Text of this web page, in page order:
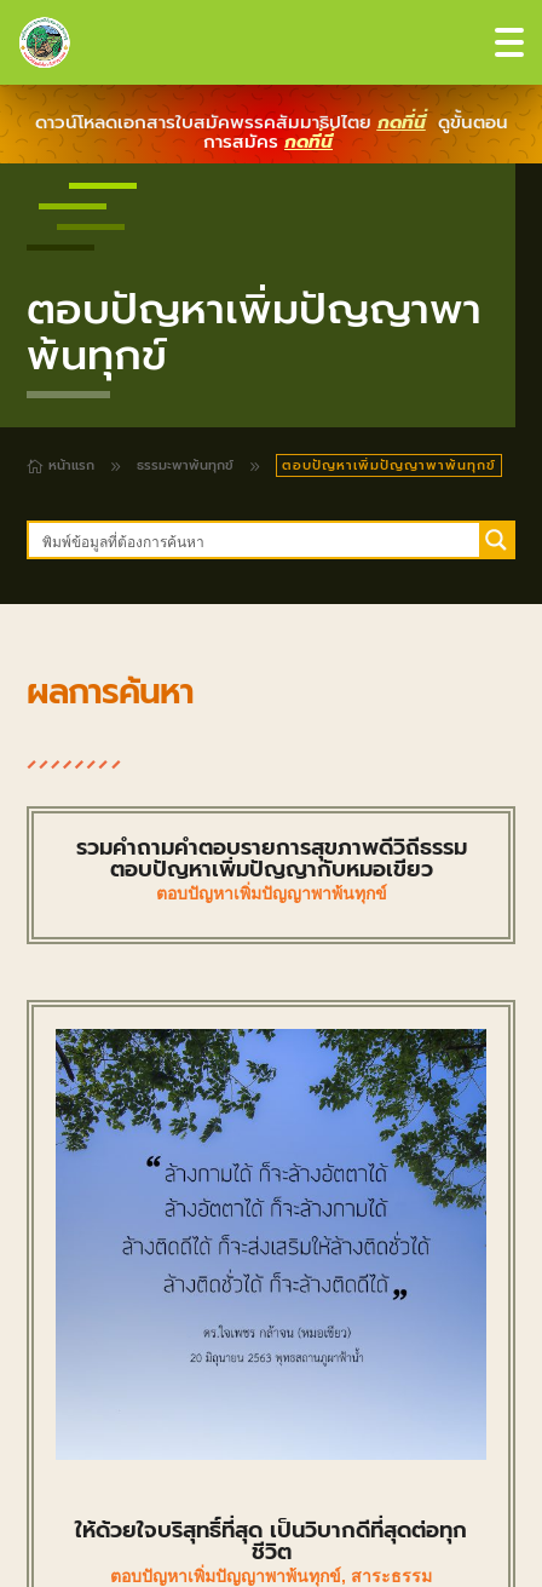
ดาวน์โหลดเอกสารใบสมัคพรรคสัมมาธิปไตย กดที่นี่ ดูขั้นตอน
การสมัครกดที่นี่
ตอบปัญหาเพิ่มปัญญาพา
พ้นทุกข์
 หน้าแรก 9 ธรรมะพาพ้นทุกข์ 9 ตอบปัญหาเพิ่มปัญญาพาพ้นทุกข์
ผลการค้นหา
รวมคำถามคำตอบรายการสุขภาพดีวิถีธรรม
ตอบปัญหาเพิ่มปัญญากับหมอเขียว
ตอบปัญหาเพิ่มปัญญาพาพ้นทุกข์
ให้ด้วยใจบริสุทธิ์ที่สุด เป็นวิบากดีที่สุดต่อทุก
ชีวิต
ตอบปัญหาเพิ่มปัญญาพาพ้นทุกข์, สาระธรรม